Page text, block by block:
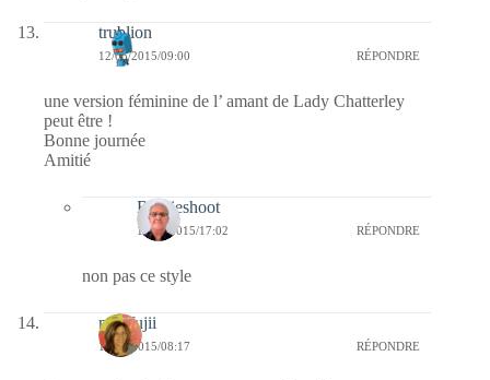
trublion
12/05/2015/09:00 RÉPONDRE
une version féminine de l’ amant de Lady Chatterley
peut être !
Bonne journée
Amitié
Bernieshoot
13/05/2015/17:02 RÉPONDRE
non pas ce style
missfujii
12/05/2015/08:17 RÉPONDRE